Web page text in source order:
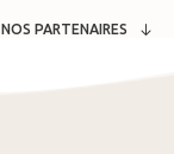
NOS PARTENAIRES